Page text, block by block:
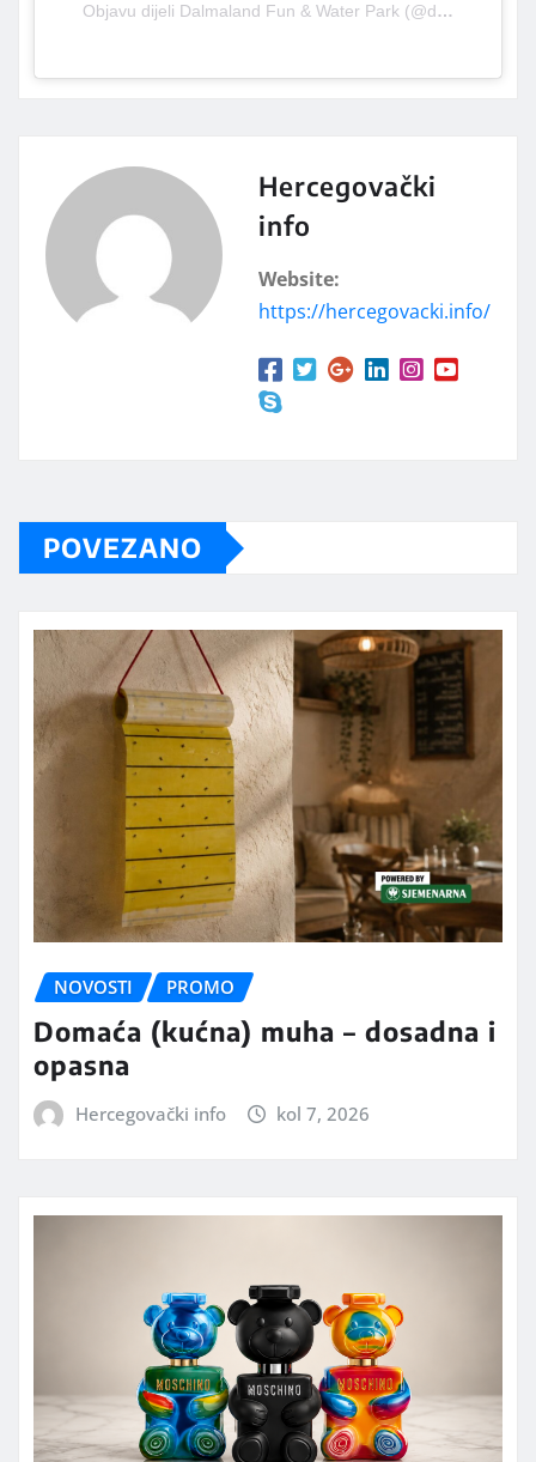
Objavu dijeli Dalmaland Fun & Water Park (@dalmaland.biograd)
Hercegovački
info
Website:
https://hercegovacki.info/
POVEZANO
NOVOSTI PROMO
Domaća (kućna) muha – dosadna i
opasna
Hercegovački info kol 7, 2026